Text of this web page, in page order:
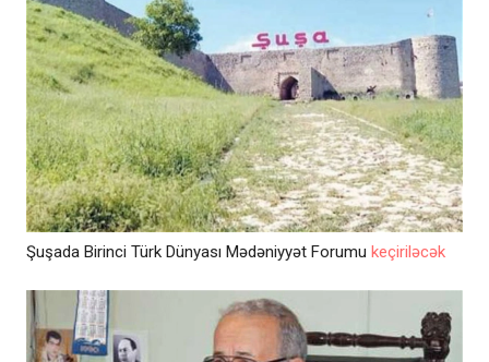
Şuşada Birinci Türk Dünyası Mədəniyyət Forumu keçiriləcək